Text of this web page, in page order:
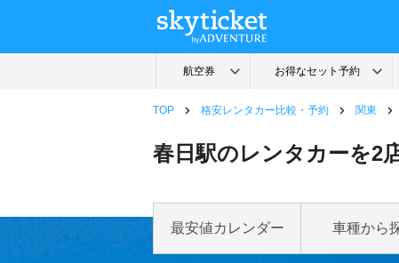
TOP 格安レンタカー比較・予約 関東
春日駅のレンタカーを2
最安値カレンダー 車種から